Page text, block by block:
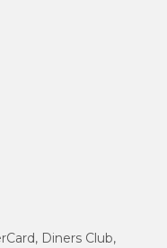
Diners Club,